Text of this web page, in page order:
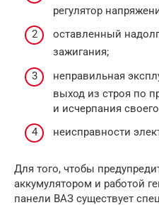
регулятор
оставленный
зажигания;
неправильная
выход из строя по
и исчерпания
неисправности
Для того, чтобы
аккумулятором и работой
панели ВАЗ существует